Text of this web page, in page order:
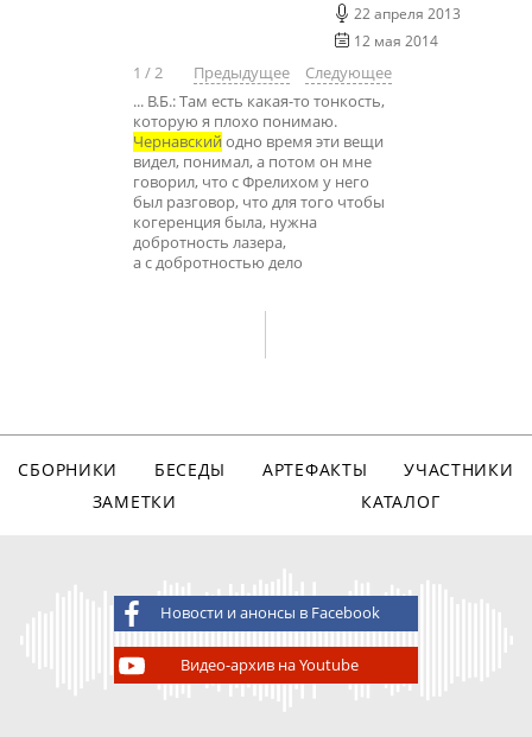
22 апреля 2013
12 мая 2014
1 /2 Предыдущее
Следующее
... В.Б.: Там есть какая-то тонкость,
которую я плохо понимаю.
Чернавский одно время эти вещи
видел, понимал, а потом он мне
говорил, что с Фрелихом у него
был разговор, что для того чтобы
когеренция была, нужна
добротность лазера,
а с добротностью дело
СБОРНИКИ БЕСЕДЫ АРТЕФАКТЫ
УЧАСТНИКИ
ЗАМЕТКИ
КАТАЛОГ
Новости и анонсы в Facebook
Видео-архив на Youtube